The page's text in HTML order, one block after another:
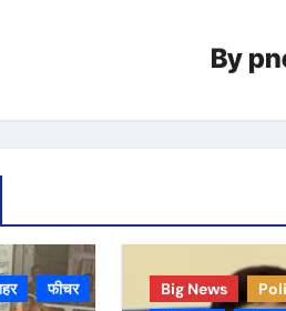
By
फीचर Big News